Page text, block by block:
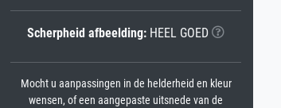
Scherpheid afbeelding: HEEL GOED
Mocht u aanpassingen in de helderheid en kleur
wensen, of een aangepaste uitsnede van de